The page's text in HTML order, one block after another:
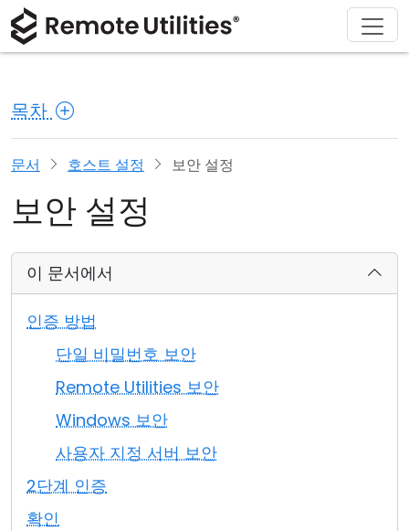
목차
문서 호스트 설정 보안 설정
보안 설정
이 문서에서
인증 방법
단일 비밀번호 보안
Remote Utilities 보안
Windows 보안
사용자 지정 서버 보안
2단계 인증
확인
제품
보안
스크린샷
릴리즈 노트
연결 모드
무인 액세스
Active Directory 지원
MSI 구성
클라우드 & 온프레미스
솔루션
제조 및 소매업
헬스케어
교육 및 정부
정보 기술
다운로드
macOS
Linux
iOS/Android
구매
라이선스 어시스턴트
라이선스 업그레이드
지원
문서
지식 기반
회사 소개
보도 자료실
리뷰 작성하기